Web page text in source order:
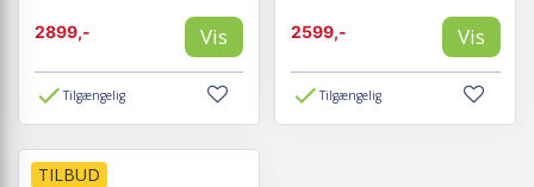
2899,- Vis
Tilgængelig
2599,- Vis
Tilgængelig
TILBUD